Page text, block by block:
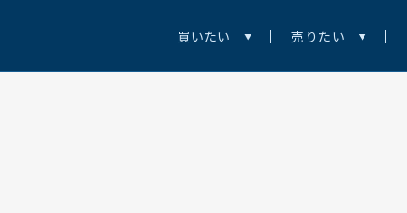
買いたい 売りたい